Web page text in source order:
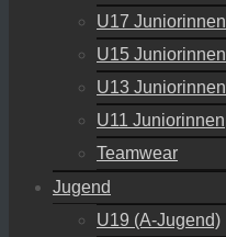
U17 Juniorinnen
U15 Juniorinnen
U13 Juniorinnen
U11 Juniorinnen
Teamwear
Jugend
U19 (A-Jugend)